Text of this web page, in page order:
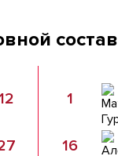
состав
1
16